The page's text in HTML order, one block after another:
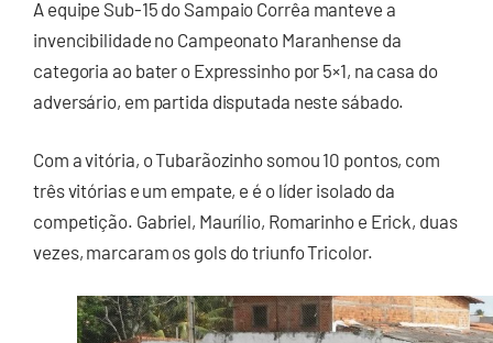
A equipe Sub-15 do Sampaio Corrêa manteve a
invencibilidade no Campeonato Maranhense da
categoria ao bater o Expressinho por 5×1, na casa do
adversário, em partida disputada neste sábado.
Com a vitória, o Tubarãozinho somou 10 pontos, com
três vitórias e um empate, e é o líder isolado da
competição. Gabriel, Maurílio, Romarinho e Erick, duas
vezes, marcaram os gols do triunfo Tricolor.